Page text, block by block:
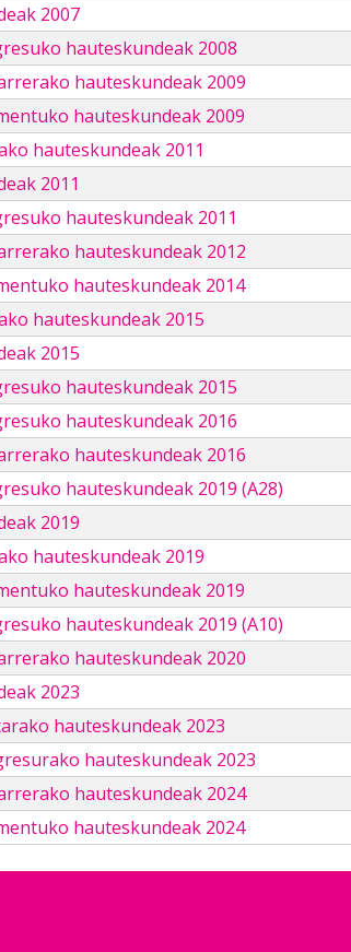
2007
hauteskundeak 2008
hauteskundeak 2009
hauteskundeak 2009
hauteskundeak 2011
2011
hauteskundeak 2011
hauteskundeak 2012
hauteskundeak 2014
hauteskundeak 2015
2015
hauteskundeak 2015
hauteskundeak 2016
hauteskundeak 2016
hauteskundeak 2019 (A28)
2019
hauteskundeak 2019
hauteskundeak 2019
hauteskundeak 2019 (A10)
hauteskundeak 2020
2023
hauteskundeak 2023
hauteskundeak 2023
hauteskundeak 2024
hauteskundeak 2024